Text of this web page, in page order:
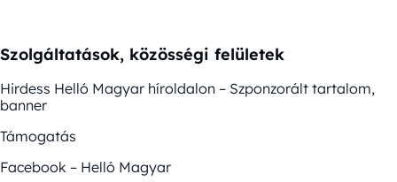
Szolgáltatások, közösségi felületek
Hirdess Helló Magyar híroldalon – Szponzorált tartalom,
banner
Támogatás
Facebook – Helló Magyar